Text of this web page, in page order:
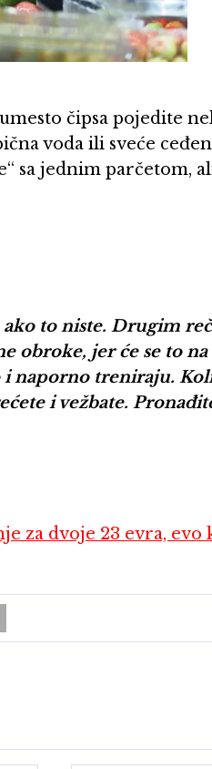
čipsa pojedite
voda ili sveće
sa jednim parčetom,
to niste. Drugim
obroke, jer će se to
naporno treniraju.
i vežbate.
za dvoje 23 evra, evo